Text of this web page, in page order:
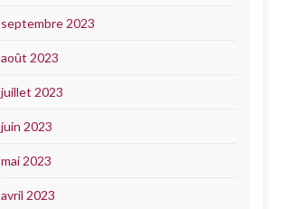
septembre 2023
août 2023
juillet 2023
juin 2023
mai 2023
avril 2023